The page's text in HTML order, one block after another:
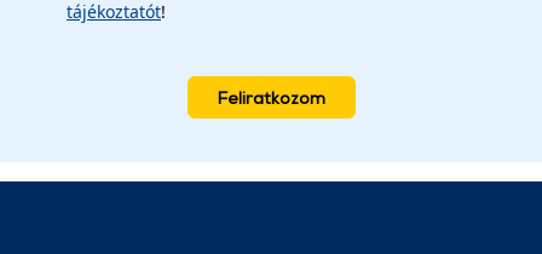
tájékoztatót!
Feliratkozom